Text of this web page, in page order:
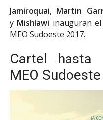
Jamiroquai, Martin
y Mishlawi inauguran
MEO Sudoeste 2017.
Cartel hasta
MEO